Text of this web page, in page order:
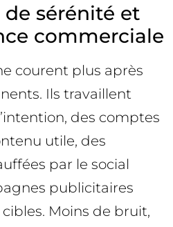
sérénité et
commerciale
courent plus après
Ils travaillent
des comptes
utile, des
par le social
publicitaires
Moins de bruit,